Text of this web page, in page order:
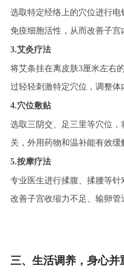
选取特定经络上的穴位进行
免疫细胞活性，从而改善子宫
3.艾灸疗法
将艾条挂在离皮肤3厘米左右
过轻轻刺激特定穴位，调整体
4.穴位敷贴
选取三阴交、足三里等穴位
关，外用药物和温补能有效缓
5.按摩疗法
专业医生进行揉腹、揉腰等
改善子宫收缩力不足、输卵管
三、生活调养，身心并